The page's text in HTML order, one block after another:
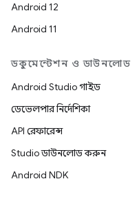
Android 12
Android 11
ডকুমেন্টেশন ও ডাউনলোড
Android Studio গাইড
ডেভেলপার নির্দেশিকা
API রেফারেন্স
Studio ডাউনলোড করুন
Android NDK